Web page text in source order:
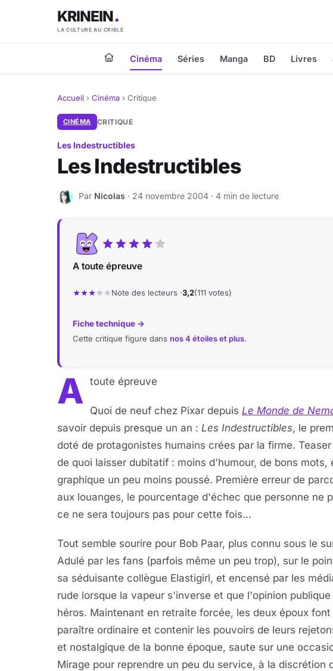
KRINEIN
LA CULTURE AU CRIBLE
Cinéma Séries Manga BD Livres
Accueil › Cinéma › Critique
CINÉMA CRITIQUE
Les Indestructibles
Les Indestructibles
N Par Nicolas · 24 novembre 2004 · 4 min de lecture
A toute épreuve
Note des lecteurs ·3,2(111 votes)
Fiche technique →
Cette critique figure dans nos 4 étoiles et plus.
A toute épreuve
Quoi de neuf chez Pixar depuis Le Monde de
savoir depuis presque un an : Les Indestructibles, le
doté de protagonistes humains crées par la firme.
de quoi laisser dubitatif : moins d'humour, de bons
graphique un peu moins poussé. Première erreur de
aux louanges, le pourcentage d'échec que personne ne
ce ne sera toujours pas pour cette fois...
Tout semble sourire pour Bob Paar, plus connu sous le
Adulé par les fans (parfois même un peu trop), sur le
sa séduisante collègue Elastigirl, et encensé par les
rude lorsque la vapeur s'inverse et que l'opinion
héros. Maintenant en retraite forcée, les deux époux
paraître ordinaire et contenir les pouvoirs de leurs
et nostalgique de la bonne époque, saute sur une
Mirage pour reprendre un peu du service, à la discrétion